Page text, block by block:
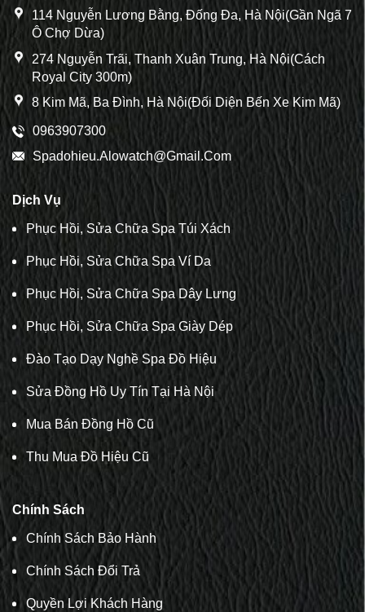
114 Nguyễn Lương Bằng, Đống Đa, Hà Nội(Gần Ngã 7
Ô Chợ Dừa)
274 Nguyễn Trãi, Thanh Xuân Trung, Hà Nội(Cách
Royal City 300m)
8 Kim Mã, Ba Đình, Hà Nội(Đối Diện Bến Xe Kim Mã)
0963907300
Spadohieu.alowatch@gmail.com
Dịch Vụ
Phục Hồi, Sửa Chữa Spa Túi Xách
Phục Hồi, Sửa Chữa Spa Ví Da
Phục Hồi, Sửa Chữa Spa Dây Lưng
Phục Hồi, Sửa Chữa Spa Giày Dép
Đào Tạo Dạy Nghề Spa Đồ Hiệu
Sửa Đồng Hồ Uy Tín Tại Hà Nội
Mua Bán Đồng Hồ Cũ
Thu Mua Đồ Hiệu Cũ
Chính Sách
Chính Sách Bảo Hành
Chính Sách Đổi Trả
Quyền Lợi Khách Hàng